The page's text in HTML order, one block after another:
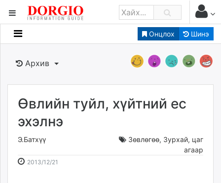
Онцлох Шинэ
Мэдээллийн
Банк санхүү
Бизнес ААН
Төрийн
dorgio.mn
Gogo.mn
caak.mn
Архив
Өвлийн туйл, хүйтний ес
эхэлнэ
Э.Батхүү Зөвлөгөө, Зурхай, цаг
агаар
2013/12/21